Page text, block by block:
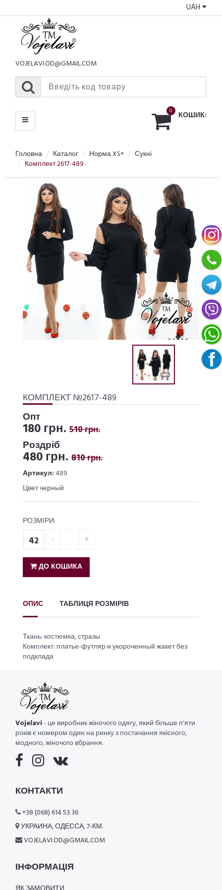
UAH
VOJELAVI.OD@GMAIL.COM
0 КОШИК:
МЕНЮ
Головна Каталог Норма XS+
Сукні
Комплект 2617-489
КОМПЛЕКТ №2617-489
Опт
180 грн. 510 грн.
Роздріб
480 грн. 810 грн.
Артикул:489
Цвет черный
РОЗМІРИ:
42
ДО КОШИКА
ОПИС ТАБЛИЦЯ РОЗМІРІВ
Ткань: костюмка, стразы
Комплект: платье-футляр и укороченный жакет без
подклада
Vojelavi- це виробник жіночого одягу, який більше п'яти
років є номером один на ринку з постачання якісного,
модного, жіночого вбрання.
КОНТАКТИ
+38 (068) 614 53 36
УКРАИНА, ОДЕССА, 7-КМ.
VOJELAVI.OD@GMAIL.COM
ІНФОРМАЦІЯ